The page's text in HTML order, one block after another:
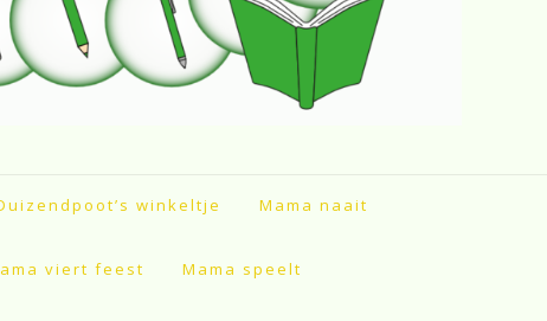
winkeltje Mama naait
viert feest Mama speelt